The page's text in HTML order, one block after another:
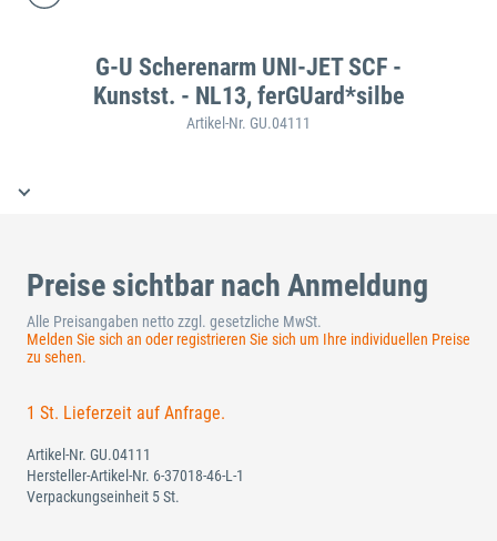
G-U Scherenarm UNI-JET SCF -
Kunstst. - NL13, ferGUard*silbe
Artikel-Nr. GU.04111
Preise sichtbar nach Anmeldung
Alle Preisangaben netto zzgl. gesetzliche MwSt.
Melden Sie sich an oder registrieren Sie sich um Ihre individuellen Preise
zu sehen.
1 St. Lieferzeit auf Anfrage.
Artikel-Nr. GU.04111
Hersteller-Artikel-Nr. 6-37018-46-L-1
Verpackungseinheit 5 St.